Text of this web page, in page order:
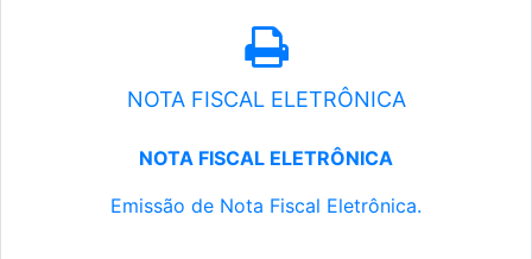
NOTA FISCAL ELETRÔNICA
NOTA FISCAL ELETRÔNICA
Emissão de Nota Fiscal Eletrônica.